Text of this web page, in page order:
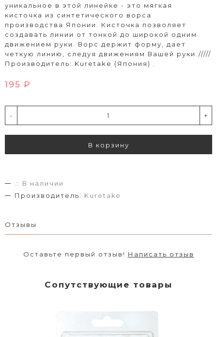
уникальное в этой линейке - это мягкая
кисточка из синтетического ворса
производства Японии. Кисточка позволяет
создавать линии от тонкой до широкой одним
движением руки. Ворс держит форму, дает
четкую линию, следуя движениям Вашей руки./////
Производитель: Kuretake (Япония) .
195 ₽
- +
В корзину
.:
В наличии
Производитель: Kuretake
Отзывы
Оставьте первый отзыв! Написать отзыв
Сопутствующие товары